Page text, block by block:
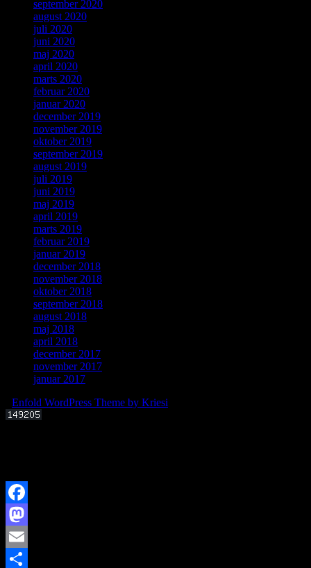
september 2020
august 2020
juli 2020
juni 2020
maj 2020
april 2020
marts 2020
februar 2020
januar 2020
december 2019
november 2019
oktober 2019
september 2019
august 2019
juli 2019
juni 2019
maj 2019
april 2019
marts 2019
februar 2019
januar 2019
december 2018
november 2018
oktober 2018
september 2018
august 2018
maj 2018
april 2018
december 2017
november 2017
januar 2017
Enfold WordPress Theme by Kriesi
Facebook
Mastodon
Email